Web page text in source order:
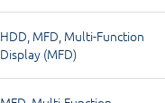
HDD, MFD, Multi-Function
Display (MFD)